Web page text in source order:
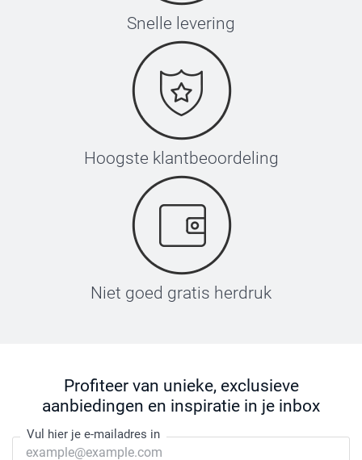
Snelle levering
Hoogste klantbeoordeling
Niet goed gratis herdruk
Profiteer van unieke, exclusieve
aanbiedingen en inspiratie in je inbox
Vul hier je e-mailadres in